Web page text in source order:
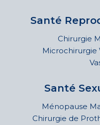
Santé
Chirurgie
Microchirurgie
Santé
Ménopause
Chirurgie de